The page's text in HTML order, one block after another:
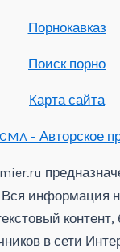
Порнокавказ
Поиск порно
Карта сайта
- Авторское
Вся информация
в сети